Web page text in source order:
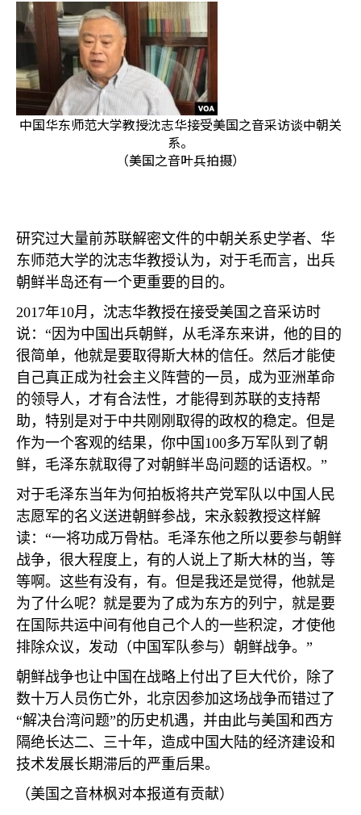
中国华东师范大学教授沈志华接受美国之音采访谈中朝关
系。
（美国之音叶兵拍摄）
研究过大量前苏联解密文件的中朝关系史学者、华
东师范大学的沈志华教授认为，对于毛而言，出兵
朝鲜半岛还有一个更重要的目的。
2017年10月，沈志华教授在接受美国之音采访时
说：“因为中国出兵朝鲜，从毛泽东来讲，他的目的
很简单，他就是要取得斯大林的信任。然后才能使
自己真正成为社会主义阵营的一员，成为亚洲革命
的领导人，才有合法性，才能得到苏联的支持帮
助，特别是对于中共刚刚取得的政权的稳定。但是
作为一个客观的结果，你中国 100多万军队到了朝
鲜，毛泽东就取得了对朝鲜半岛问题的话语权。”
对于毛泽东当年为何拍板将共产党军队以中国人民
志愿军的名义送进朝鲜参战，宋永毅教授这样解
读：“一将功成万骨枯。毛泽东他之所以要参与朝鲜
战争，很大程度上，有的人说上了斯大林的当，等
等啊。这些有没有，有。但是我还是觉得，他就是
为了什么呢？就是要为了成为东方的列宁，就是要
在国际共运中间有他自己个人的一些积淀，才使他
排除众议，发动（中国军队参与）朝鲜战争。”
朝鲜战争也让中国在战略上付出了巨大代价，除了
数十万人员伤亡外，北京因参加这场战争而错过了
“解决台湾问题”的历史机遇，并由此与美国和西方
隔绝长达二、三十年，造成中国大陆的经济建设和
技术发展长期滞后的严重后果。
（美国之音林枫对本报道有贡献）